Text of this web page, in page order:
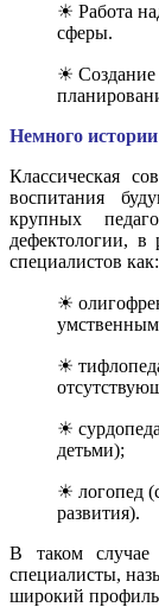
☀ Работа
сферы.
☀ Создание
Немного истории
Классическая
воспитания
крупных
дефектологии, в
специалистов как:
☀
умственным
☀
☀
детьми);
☀ логопед
развития).
В таком случае
специалисты,
широкий